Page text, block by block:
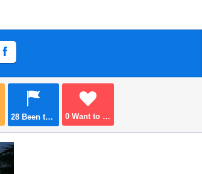
28Been there 0 Want to go